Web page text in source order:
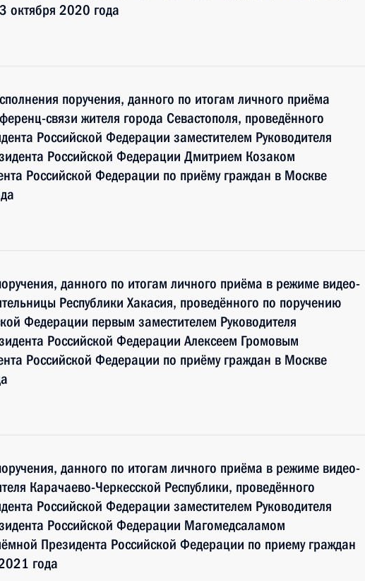
октября 2020 года
поручения, данного по итогам личного приёма
связи жителя города Севастополя, проведённого
Российской Федерации заместителем Руководителя
Российской Федерации Дмитрием Козаком
Российской Федерации по приёму граждан в Москве
данного по итогам личного приёма в режиме видео-
Республики Хакасия, проведённого по поручению
Федерации первым заместителем Руководителя
Российской Федерации Алексеем Громовым
Российской Федерации по приёму граждан в Москве
данного по итогам личного приёма в режиме видео-
Карачаево-Черкесской Республики, проведённого
Российской Федерации заместителем Руководителя
Российской Федерации Магомедсаламом
Президента Российской Федерации по приему граждан
года